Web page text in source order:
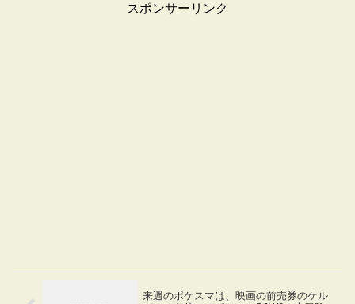
スポンサーリンク
来週のポケスマは、映画の前売券のケル